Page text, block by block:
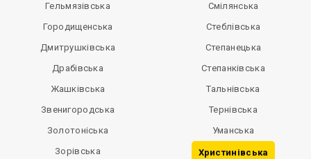
Гельмязівська
Городищенська
Дмитрушківська
Драбівська
Жашківська
Звенигородська
Золотоніська
Зорівська
Смілянська
Стеблівська
Степанецька
Степанківська
Тальнівська
Тернівська
Уманська
Христинівська